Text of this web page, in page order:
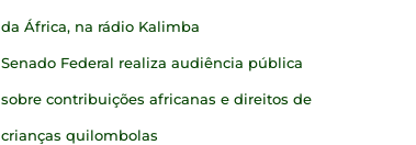
da África, na rádio Kalimba
Senado Federal realiza audiência pública
sobre contribuições africanas e direitos de
crianças quilombolas